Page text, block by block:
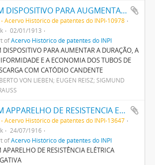
UM DISPOSITIVO PARA AUGMENTAR A DURAÇÃO, A UNIFORMIDADE E A ECONOMIA DOS TUBOS DE DESCARGA COM CATODIO CANDENTE
Acervo Histórico de patentes do INPI-10978
02/01/1913
ofAcervo Histórico de patentes do INPI
DISPOSITIVO PARA AUMENTAR A DURAÇÃO, A
E A ECONOMIA DOS TUBOS DE
COM CATÓDIO CANDENTE
VON LIEBEN; EUGEN REISZ; SIGMUND
UM APPARELHO DE RESISTENCIA ELECTRICA NEGATIVA
Acervo Histórico de patentes do INPI-13647
24/07/1916
ofAcervo Histórico de patentes do INPI
APARELHO DE RESISTÊNCIA ELÉTRICA